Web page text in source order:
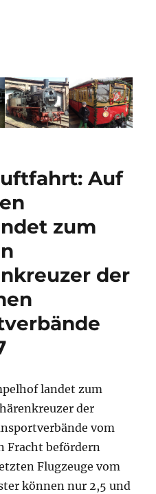
Auf
zum
der
landet zum
der
vom
Fracht befördern
Flugzeuge vom
können nur 2,5 und